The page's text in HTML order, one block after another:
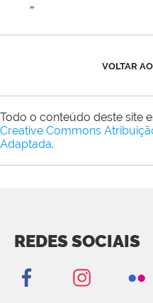
»
VOLTAR
Todo o conteúdo deste site
Creative Commons
Adaptada.
REDES SOCIAIS